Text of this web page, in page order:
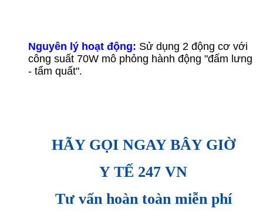
Nguyên lý hoạt động: Sử dụng 2 động cơ với
công suất 70W mô phỏng hành động "đấm lưng
- tẩm quất".
HÃY GỌI NGAY BÂY GIỜ
Y TẾ 247 VN
Tư vấn hoàn toàn miễn phí